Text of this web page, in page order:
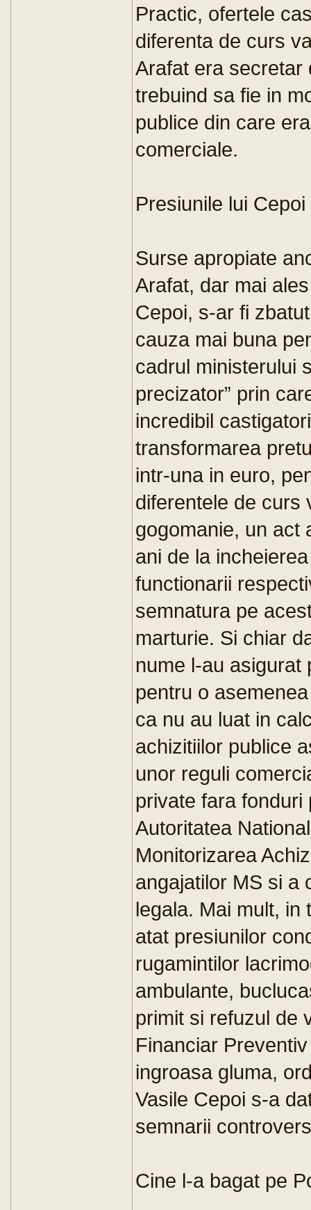
Practic, ofertele
diferenta de curs
Arafat era secretar
trebuind sa fie in
publice din care
comerciale.
Presiunile lui Cepoi
Surse apropiate
Arafat, dar mai
Cepoi, s-ar fi
cauza mai buna
cadrul ministerului
precizator” prin
incredibil
transformarea
intr-una in euro,
diferentele de curs
gogomanie, un act
ani de la
functionarii
semnatura pe
marturie. Si chiar
nume l-au asigurat
pentru o
ca nu au luat in
achizitiilor publice
unor reguli
private fara
Autoritatea
Monitorizarea
angajatilor MS si a
legala. Mai mult, in
atat presiunilor
rugamintilor
ambulante,
primit si refuzul de
Financiar
ingroasa gluma,
Vasile Cepoi s-a
semnarii
Cine l-a bagat pe